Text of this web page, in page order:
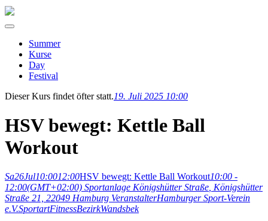
Summer
Kurse
Day
Festival
Dieser Kurs findet öfter statt.19. Juli 2025 10:00
HSV bewegt: Kettle Ball
Workout
Sa26Jul10:0012:00HSV bewegt: Kettle Ball Workout10:00 -
12:00(GMT+02:00) Sportanlage Königshütter Straße, Königshütter
Straße 21, 22049 Hamburg VeranstalterHamburger Sport-Verein
e.V.SportartFitnessBezirkWandsbek